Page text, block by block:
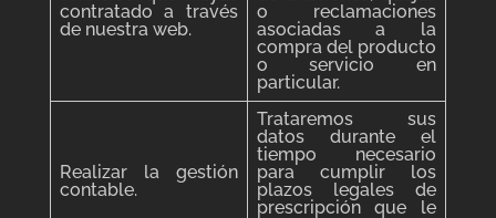
contratado a través
de nuestra web.
o reclamaciones
asociadas a la
compra del producto
o servicio en
particular.
Realizar la gestión
contable.
Trataremos sus
datos durante el
tiempo necesario
para cumplir los
plazos legales de
prescripción que le